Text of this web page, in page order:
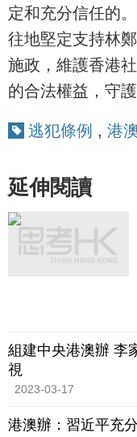
定和充分信任的
往地堅定支持林
施政，維護香港
的合法權益，守
逃犯條例 , 港
延伸閱讀
組建中央港澳辦 李
視
2023-03-17
港澳辦：習近平充